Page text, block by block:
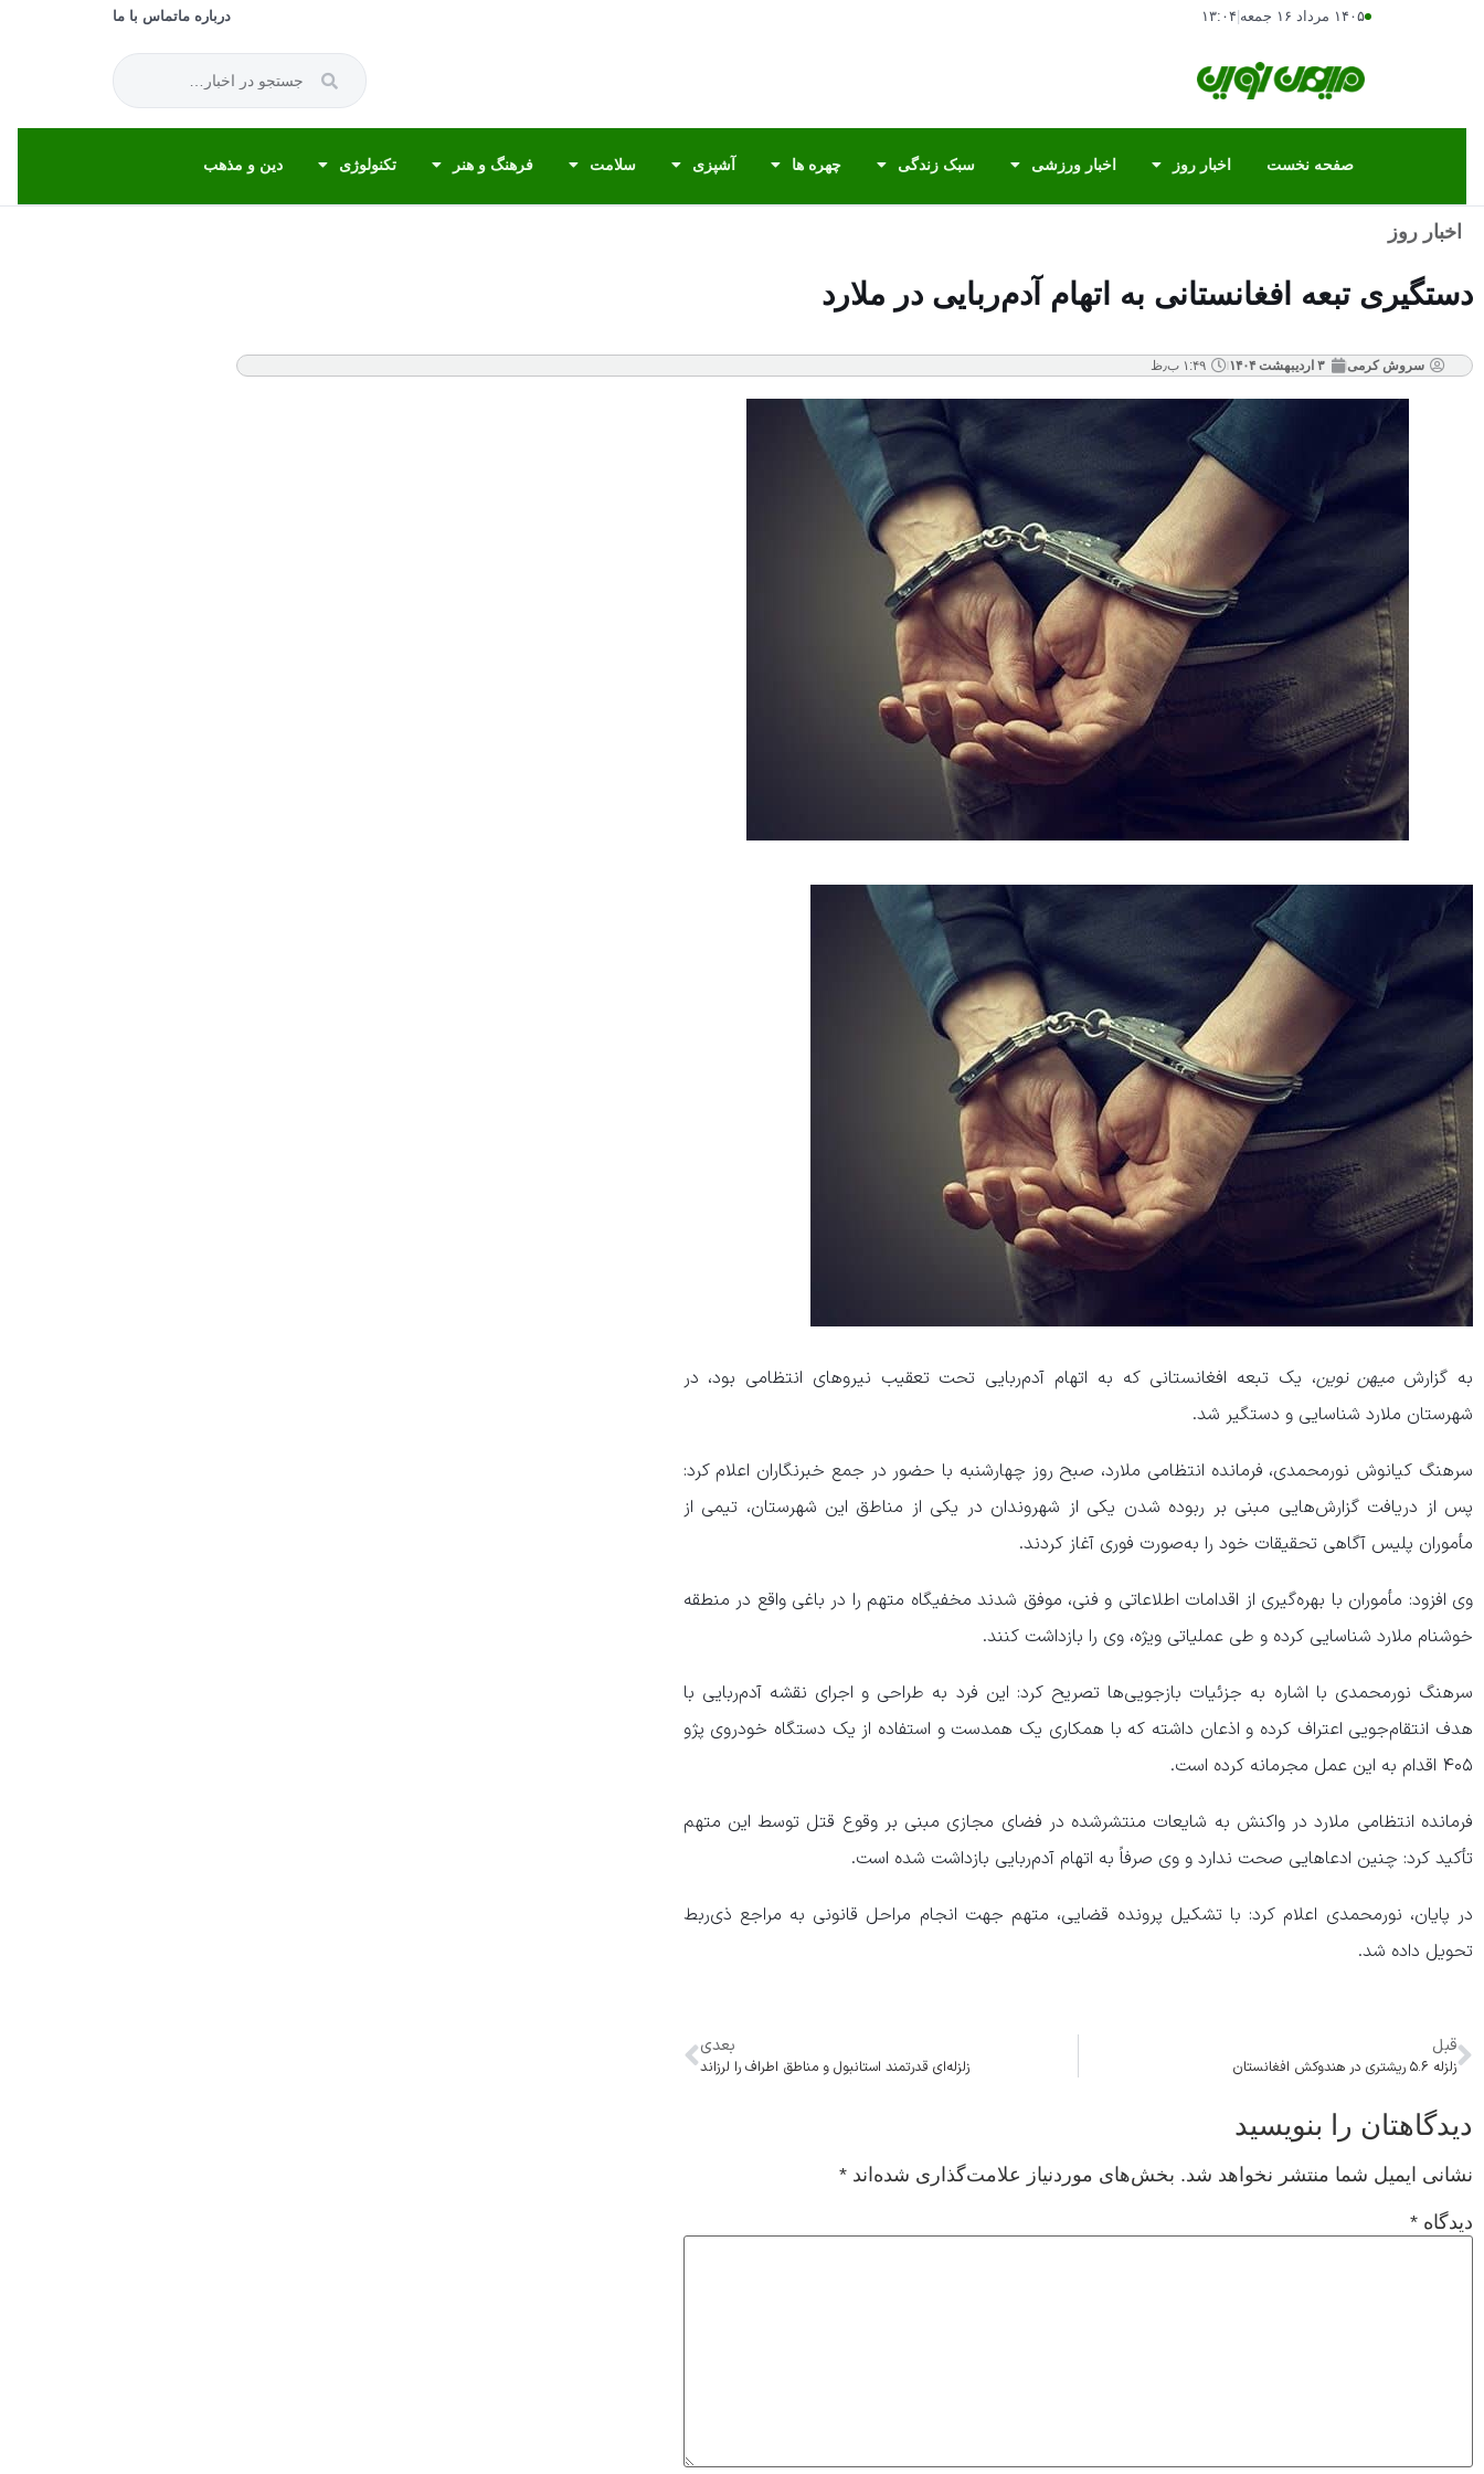
۱۴۰۵ مرداد ۱۶ جمعه ۱۳:۰۴ درباره ماتماس با ما
صفحه نخست اخبار روز اخبار ورزشی سبک زندگی چهره ها آشپزی سلامت فرهنگ و هنر تکنولوژی دین و مذهب
اخبار روز
دستگیری تبعه افغانستانی به اتهام آدم‌ربایی در ملارد
سروش کرمی ۳ اردیبهشت ۱۴۰۴ ۱:۴۹ ب٫ظ
به گزارشمیهن نوین، یک تبعه افغانستانی که به اتهام آدم‌ربایی تحت تعقیب نیروهای انتظامی بود، در
شهرستان ملارد شناسایی و دستگیر شد.
سرهنگ کیانوش نورمحمدی، فرمانده انتظامی ملارد، صبح روز چهارشنبه با حضور در جمع خبرنگاران اعلام کرد:
پس از دریافت گزارش‌هایی مبنی بر ربوده شدن یکی از شهروندان در یکی از مناطق این شهرستان، تیمی از
مأموران پلیس آگاهی تحقیقات خود را به‌صورت فوری آغاز کردند.
وی افزود: مأموران با بهره‌گیری از اقدامات اطلاعاتی و فنی، موفق شدند مخفیگاه متهم را در باغی واقع در منطقه
خوشنام ملارد شناسایی کرده و طی عملیاتی ویژه، وی را بازداشت کنند.
سرهنگ نورمحمدی با اشاره به جزئیات بازجویی‌ها تصریح کرد: این فرد به طراحی و اجرای نقشه آدم‌ربایی با
هدف انتقام‌جویی اعتراف کرده و اذعان داشته که با همکاری یک همدست و استفاده از یک دستگاه خودروی پژو
۴۰۵ اقدام به این عمل مجرمانه کرده است.
فرمانده انتظامی ملارد در واکنش به شایعات منتشرشده در فضای مجازی مبنی بر وقوع قتل توسط این متهم
تأکید کرد: چنین ادعاهایی صحت ندارد و وی صرفاً به اتهام آدم‌ربایی بازداشت شده است.
در پایان، نورمحمدی اعلام کرد: با تشکیل پرونده قضایی، متهم جهت انجام مراحل قانونی به مراجع ذی‌ربط
تحویل داده شد.
قبل
زلزله ۵.۶ ریشتری در هندوکش افغانستان
بعدی
زلزله‌ای قدرتمند استانبول و مناطق اطراف را لرزاند
دیدگاهتان را بنویسید
نشانی ایمیل شما منتشر نخواهد شد. بخش‌های موردنیاز علامت‌گذاری شده‌اند *
دیدگاه *